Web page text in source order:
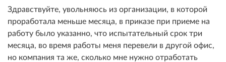
Здравствуйте, увольняюсь из организации, в которой
проработала меньше месяца, в приказе при приеме на
работу было указанно, что испытательный срок три
месяца, во время работы меня перевели в другой офис,
но компания та же, сколько мне нужно отработать